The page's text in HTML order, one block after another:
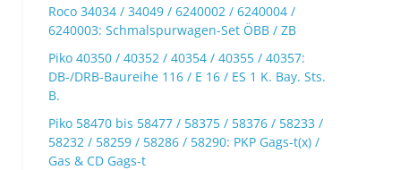
Roco 34034 / 34049 / 6240002 / 6240004 /
6240003: Schmalspurwagen-Set ÖBB / ZB
Piko 40350 / 40352 / 40354 / 40355 / 40357:
DB-/DRB-Baureihe 116 / E 16 / ES 1 K. Bay. Sts.
B.
Piko 58470 bis 58477 / 58375 / 58376 / 58233 /
58232 / 58259 / 58286 / 58290: PKP Gags-t(x) /
Gas & CD Gags-t